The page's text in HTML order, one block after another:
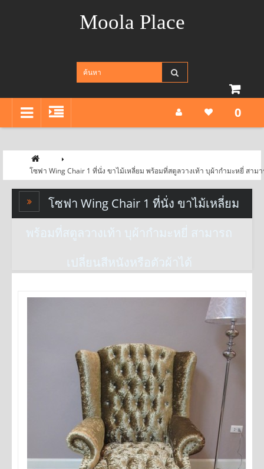
Moola Place
0
โซฟา Wing Chair 1 ที่นั่ง ขาไม้เหลี่ยม พร้อมที่สตูลวางเท้า บุผ้ากำมะหยี่ สาม
โซฟา Wing Chair 1 ที่นั่ง ขาไม้เหลี่ยม
พร้อมที่สตูลวางเท้า บุผ้ากำมะหยี่ สามารถ
เปลี่ยนสีหนังหรือตัวผ้าได้